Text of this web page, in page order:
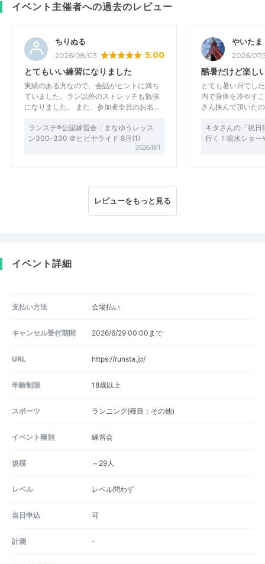
イベント主催者への過去のレビュー
ちりぬる
2026/08/03 5.00
とてもいい練習になりました
実績のある方なので、会話がヒントに満ち
ていました。ラン以外のストレッチも勉強
になりました。 また、参加者全員のお名…
ランステ®公認練習会：まなゆうレッス
ン300-330 ＠ヒビヤライド 8月(1)
2026/8/1
やいたま
2026/07/
酷暑だけど楽し
とても暑い日でし
内で身体を冷やす
さん挟んで頂いた
キタさんの「祝日
行く！噴水ショ
レビューをもっと見る
イベント詳細
支払い方法 会場払い
キャンセル受付期間 2026/6/29 00:00まで
URL https://runsta.jp/
年齢制限 18歳以上
スポーツ ランニング(種目：その他)
イベント種別 練習会
規模 ～29人
レベル レベル問わず
当日申込 可
計測 -